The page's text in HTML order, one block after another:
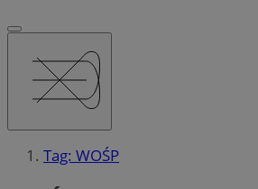
Tag: WOŚP